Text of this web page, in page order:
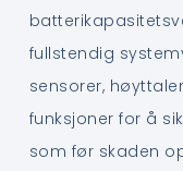
fullstendig
sensorer,
funksjoner for å
som før skaden